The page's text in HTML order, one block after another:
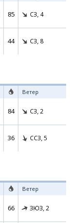
85 СЗ, 4
44 СЗ, 8
Ветер
84 СЗ, 2
36 ССЗ, 5
Ветер
66 ЗЮЗ, 2